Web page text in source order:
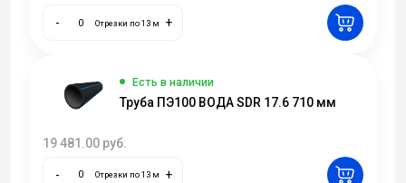
- Отрезки по 13 м +
Есть в наличии
Труба ПЭ100 ВОДА SDR 17.6 710 мм
19 481.00 руб.
- Отрезки по 13 м +